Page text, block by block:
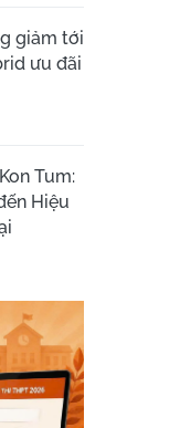
giảm tới
ưu đãi
Tum:
Hiệu